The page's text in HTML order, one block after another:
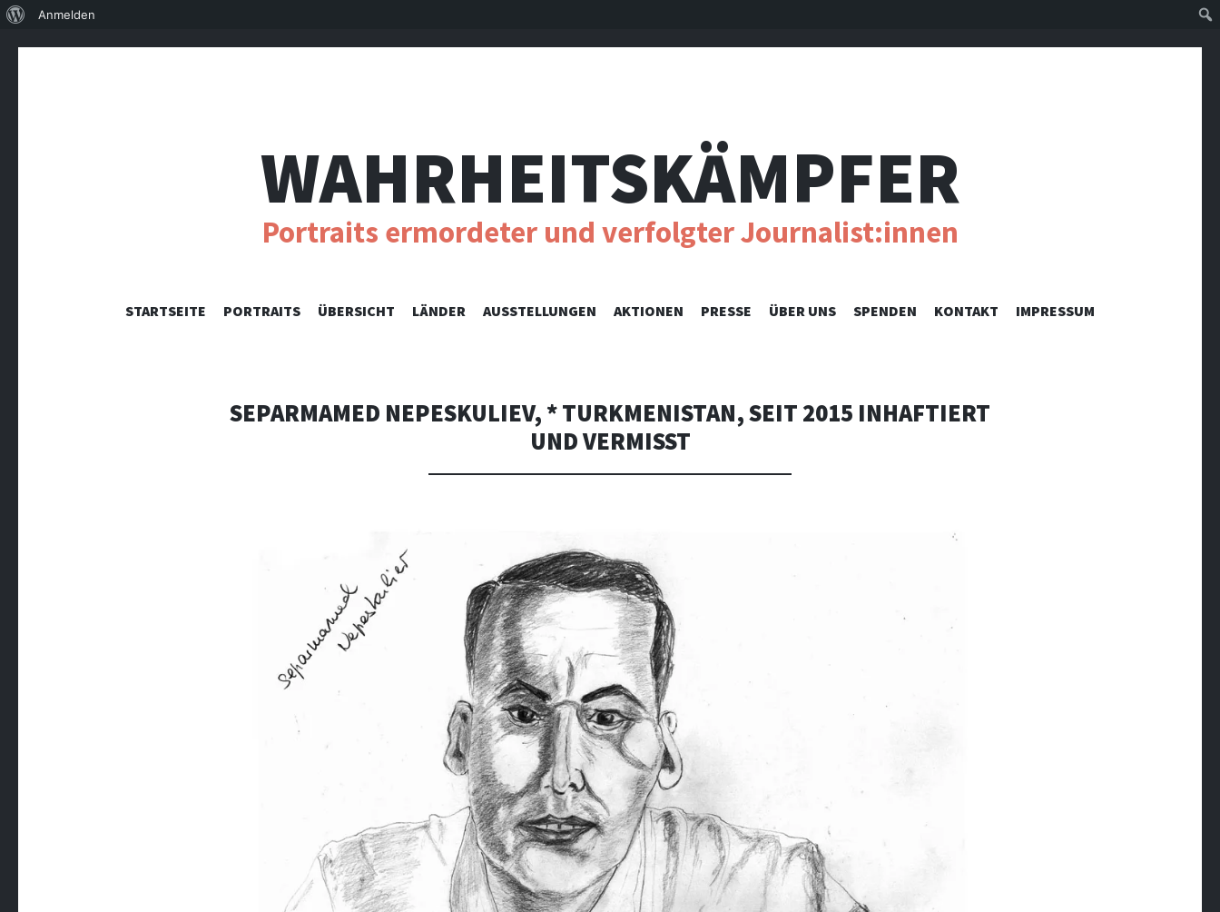
WAHRHEITSKÄMPFER
Portraits ermordeter und verfolgter Journalist:innen
SKIP
STARTSEITE PORTRAITS ÜBERSICHT LÄNDER AUSSTELLUNGEN AKTIONEN PRESSE ÜBER UNS SPENDEN KONTAKT IMPRESSUM
SEPARMAMED NEPESKULIEV, * TURKMENISTAN, SEIT 2015 INHAFTIERT
UND VERMISST
Über
Anmelden